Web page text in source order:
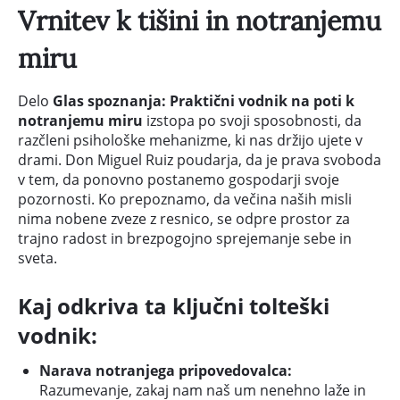
Vrnitev k tišini in notranjemu
miru
Delo Glas spoznanja: Praktični vodnik na poti k
notranjemu miru izstopa po svoji sposobnosti, da
razčleni psihološke mehanizme, ki nas držijo ujete v
drami. Don Miguel Ruiz poudarja, da je prava svoboda
v tem, da ponovno postanemo gospodarji svoje
pozornosti. Ko prepoznamo, da večina naših misli
nima nobene zveze z resnico, se odpre prostor za
trajno radost in brezpogojno sprejemanje sebe in
sveta.
Kaj odkriva ta ključni tolteški
vodnik:
Narava notranjega pripovedovalca:
Razumevanje, zakaj nam naš um nenehno laže in